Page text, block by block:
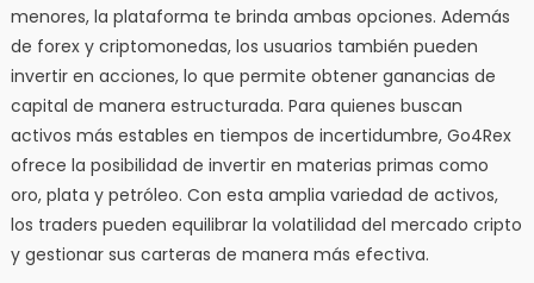
menores, la plataforma te brinda ambas opciones. Además
de forex y criptomonedas, los usuarios también pueden
invertir en acciones, lo que permite obtener ganancias de
capital de manera estructurada. Para quienes buscan
activos más estables en tiempos de incertidumbre, Go4Rex
ofrece la posibilidad de invertir en materias primas como
oro, plata y petróleo. Con esta amplia variedad de activos,
los traders pueden equilibrar la volatilidad del mercado cripto
y gestionar sus carteras de manera más efectiva.